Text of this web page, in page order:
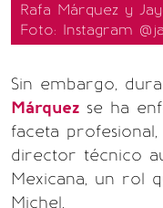
Rafa Márquez y
Foto: Instagram
Sin embargo,
Márquez se ha
faceta
director técnico
Mexicana, un rol
Michel.